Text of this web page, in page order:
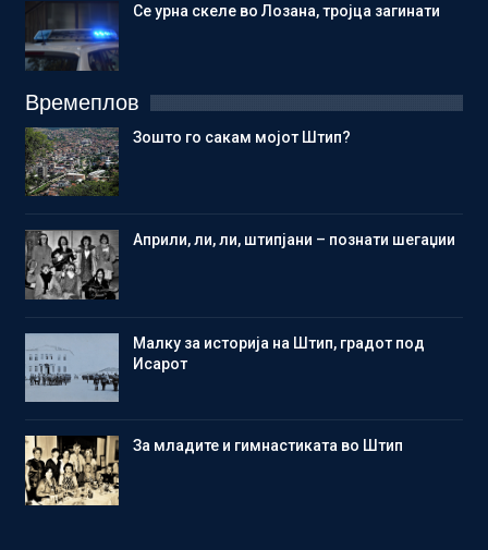
Се урна скеле во Лозана, тројца загинати
Времеплов
Зошто го сакам мојот Штип?
Aприли, ли, ли, штипјани – познати шегаџии
Малку за историја на Штип, градот под
Исарот
Зa младите и гимнастиката во Штип